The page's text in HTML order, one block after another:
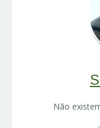
Não